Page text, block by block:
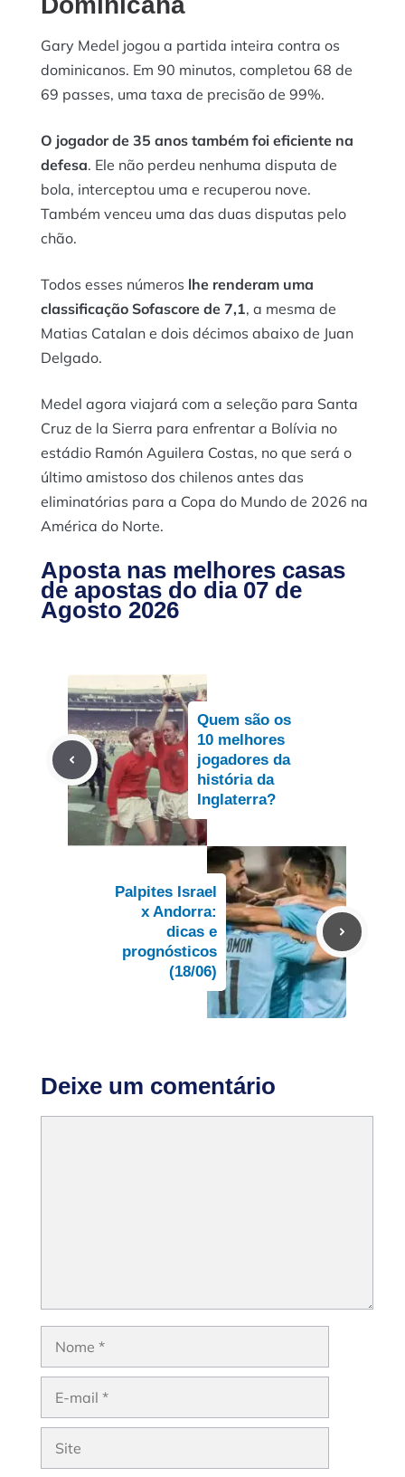
Gary Medel jogou a partida inteira contra os
dominicanos. Em 90 minutos, completou 68 de
69 passes, uma taxa de precisão de 99%.
O jogador de 35 anos também foi eficiente na
defesa. Ele não perdeu nenhuma disputa de
bola, interceptou uma e recuperou nove.
Também venceu uma das duas disputas pelo
chão.
Todos esses números lhe renderam uma
classificação Sofascore de 7,1, a mesma de
Matias Catalan e dois décimos abaixo de Juan
Delgado.
Medel agora viajará com a seleção para Santa
Cruz de la Sierra para enfrentar a Bolívia no
estádio Ramón Aguilera Costas, no que será o
último amistoso dos chilenos antes das
eliminatórias para a Copa do Mundo de 2026 na
América do Norte.
Aposta nas melhores casas
de apostas do dia 07 de
Agosto 2026
Quem são os
10 melhores
jogadores da
história da
Inglaterra?
Palpites Israel
x Andorra:
dicas e
prognósticos
(18/06)
Deixe um comentário